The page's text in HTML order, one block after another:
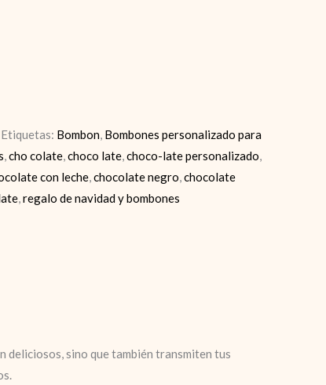
Etiquetas: Bombon, Bombones personalizado para
,cho colate,choco late,choco-late personalizado,
con leche,chocolate negro,chocolate
,regalo de navidad y bombones
deliciosos, sino que también transmiten tus